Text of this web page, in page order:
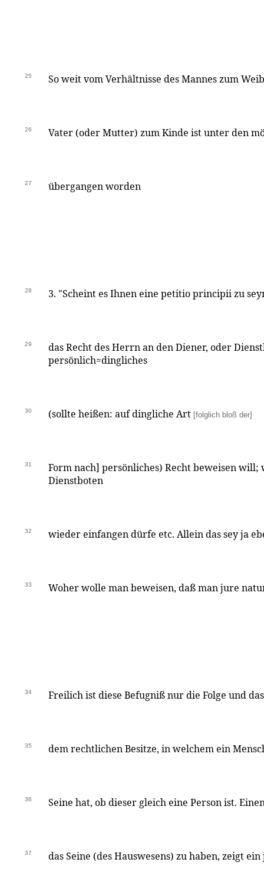
25 So weit vom Verhältnisse des Mannes zum
26 Vater (oder Mutter) zum Kinde ist unter den
27 übergangen worden
28 3. "Scheint es Ihnen eine petitio principii zu
29
das Recht des Herrn an den Diener, oder
persönlich=dingliches
30 (sollte heißen: auf dingliche Art [folglich bloß der]
31
Form nach] persönliches) Recht beweisen will;
Dienstboten
32 wieder einfangen dürfe etc. Allein das sey ja
33 Woher wolle man beweisen, daß man jure
34 Freilich ist diese Befugniß nur die Folge und
35 dem rechtlichen Besitze, in welchem ein
36 Seine hat, ob dieser gleich eine Person ist.
37 das Seine (des Hauswesens) zu haben, zeigt